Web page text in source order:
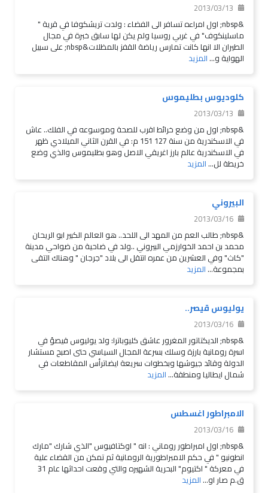
2013/03/13
&nbsp; اول امراءه تسافر الى الفضاء : ولدت تريشكوفا في قرية "
ماسلينكوف" في غربي روسيا ولم يكن لها سابق خبرة في مجال
الطيران الا انها كانت تمارس رياضة القفز بالمظلات&nbsp; على سبيل
الهواية و...المزيد
كلوديوس بطليموس
2013/03/13
&nbsp; اول من وضع خرائط اقرب للصحة وموسوعه في الفلك.. عاش
في الاسكندرية من سنة 127 151 م: في القرن الثاني الميلادي ظهر
في الاسكندرية عالم بارز اغريقي الاصل وهو بطليموس والذي وضع
خريطة لل...المزيد
البيروني
2013/03/16
&nbsp; طالب العم من المهد الى اللحد.. هو العالم الكبير ابو الريحان
محمد بن احمد الخوارزمي البيروني ..ولد في ضاحية من ضواحي مدينة
"كاث" وفي العشرين من عمره انتقل الى بلاد "جرجان " وهناك التقى
بمجموعة...المزيد
يوليوس قيصر..
2013/03/16
&nbsp; الديكتاتور المغرور عاشق كليوباترا: ولد يوليوس قيصؤ في
اسرة رومانية بارزة وسلك بسرعة المجال السياسي حتى اصبح مستشار
الدولة وقائد جيوشها وبخطوات سريعة ايضاترأس المقاطعات في
شمال ايطاليا ومنطقة...المزيد
الامبراطور اغسطس
2013/03/16
&nbsp; اول امبراطور روماني : انه " اوكتافيوس "الذي شارك "مارك
انطونيو " في حكم الامبراطورية الرومانية ثم تمكن من القضاء علية
في معركة " اكتيوم" البحرية الشهيره والتي وقعت احداثها عام 31
ق.م صار او...المزيد